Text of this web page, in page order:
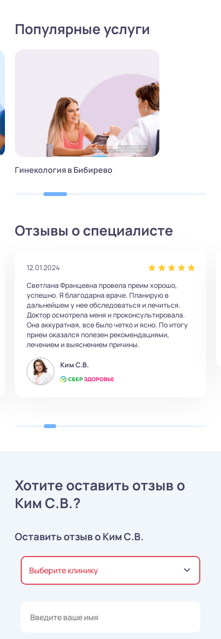
Популярные услуги
Гинекология в Бибирево
Отзывы о специалисте
12.01.2024
Светлана Францевна провела преим хорошо,
успешно. Я благодарна враче. Планирую в
дальнейшем у нее обследоваться и лечиться.
Доктор осмотрела меня и проконсультировала.
Она аккуратная, все было четко и ясно. По итогу
прием оказался полезен рекомендациями,
лечением и выяснением причины.
Ким С.В.
Хотите оставить отзыв о
Ким С.В.?
Оставить отзыв о Ким С.В.
Выберите клинику